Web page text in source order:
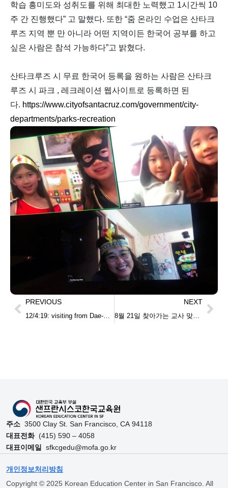
학습 흥미도와 성취도를 위해 최대한 노력했고 1시간씩 10
주 간 진행했다” 고 말했다. 또한 “줌 온라인 수업은 산타크
루즈 지역 뿐 만 아니라 어떤 지역이든 한국어 공부를 하고
싶은 사람은 참석 가능하다”고 밝혔다.
산타크루즈 시 무료 한국어 등록을 원하는 사람은 산타크
루즈 시 파크 , 레크레이션 웹사이트로 등록하면 된
다. https://www.cityofsantacruz.com/government/city-
departments/parks-recreation
PREVIOUS
12/4:19: visiting from Dae-Gu Software High School
NEXT
8월 21일 찾아가는 교사 맞춤 연수
주소 3500 Clay St. San Francisco, CA 94118
대표전화(415) 590 – 4058
대표이메일
sfkcgedu@mofa.go.kr
개인정보처리방침
Copyright © 2025 Korean Education Center in San Francisco. All